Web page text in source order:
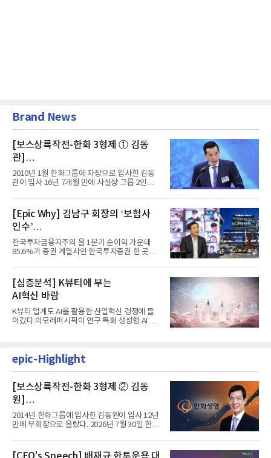
Brand News
[보스상륙작전-한화 3형제 ① 김동
관]
입사 16년 만에 수석부회장 … 경영승
계 ‘초읽기’
2010년 1월 한화그룹에 차장으로 입사한 김동
관이 입사 16년 7개월 만에 사실상 그룹 2인자
[Epic Why] 김남구 회장의 ‘보험사
인수’
발걸음이 신중해진 배경은?
한국투자금융지주의 올 1분기 순이익 가운데
85.6%가 증권 계열사인 한국투자증권 한 곳에
[심층분석] K뷰티에 부는
AI혁신 바람
K뷰티 업계도 AI를 활용한 산업혁신 경쟁에 들
어갔다.아모레퍼시픽이 연구 특화 생성형 AI 플
epic-Highlight
[보스상륙작전-한화 3형제 ② 김동
원]
입사 12년 만에 금융계열 수장 등극
2014년 한화그룹에 입사한 김동원이 입사 12년
만에 부회장으로 올랐다. 2026년 7월 30일 한화